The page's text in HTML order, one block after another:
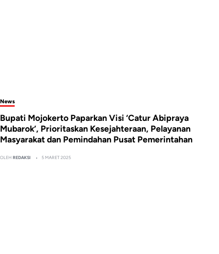
News
Bupati Mojokerto Paparkan Visi ‘Catur Abipraya
Mubarok’, Prioritaskan Kesejahteraan, Pelayanan
Masyarakat dan Pemindahan Pusat Pemerintahan
OLEHREDAKSI 5 MARET 2025